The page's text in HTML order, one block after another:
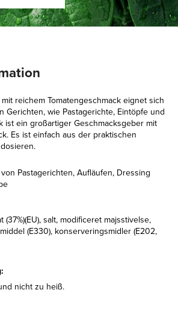
reichem Tomatengeschmack eignet sich
Gerichten, wie Pastagerichte, Eintöpfe und
ist ein großartiger Geschmacksgeber mit
Es ist einfach aus der praktischen
Pastagerichten, Aufläufen, Dressing
salt, modificeret majsstivelse,
(E330), konserveringsmidler (E202,
nicht zu heiß.